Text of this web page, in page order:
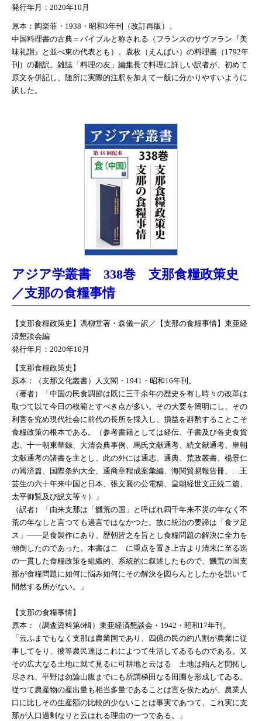
発行年月：2020年10月
原本：陶楽荘・1938・昭和3年刊（改訂再版）。
中国料理書の古典＝バイブルと称される（フランスのサヴァラン『美
味礼讃』と並べ東の代表とも）、袁枚（えんばい）の料理書（1792年
刊）の翻訳。雑誌「料理の友」編集長で料理に詳しい訳者が、初めて
原文を併記し、随所に実際的注釈を加えて一般に分かりやすいように
訳した。
アジア学叢書 338巻 支那食糧政策史
／支那の食糧事情
【支那食糧政策史】馮柳堂著・森儀一訳／【支那の食糧事情】東亜経
済懇談会編
発行年月：2020年10月
【支那食糧政策史】
原本：（支那文化叢書）人文閣・1941・昭和16年刊。
（著者）「中国の民食調節は既に三千余年の歴史を有し時々の改革は
取つて以て今日の模範とすべき点が多い。その大要を簡明にし、その
利害を究め現代社会に前代の長所を採入し、損益を斟酌することこそ
食糧政策の根本である。（参考書籍としては経伝、子書及び各史食貨
志、十一朝東華録、大清会典事例、馬氏文献通考、続文献通考、皇朝
文献通考の諸書を主とし、此の外には通志、通典、荒政叢書、楊景仁
の籌済篇、国際条約大全、通商章程成案彙編、海関貿易報告冊、…王
芸生の六十年来中国と日本、張文襄の公電稿、皇朝経世文正続二篇、
太平御覧及び説文等々）」
（訳者）「由来支那は「饑荒の国」と呼ばれ四千年来不災の年なく不
荒の年なしと言つても過言ではなかつた。故に統治の要諦は「食ヲ足
ス」――足食製作にあり、歴朝皆之を旨とし食糧問題の解決に全力を
傾倒したのであった。本書はこゝに重点を置き上古より清末に至る迄
の一貫した食糧政策を組織的、系統的に叙述したもので、饑荒の国支
那が食糧問題に如何に悩み如何にその解決を図らんとしたかを説いて
間然する所がない。」
【支那の食糧事情】
原本：（調査資料第6輯）東亜経済懇談会・1942・昭和17年刊。
「云ふまでもなく支那は農業国であり、四億の民の約八割が農業に従
事してをり、彼等農民達はこれによつて生活してゐるものである。又
その広大なる土地に就て見るに可耕地と云はるゝ土地は殆んど開拓し
尽され、平野は勿論山腹までにも所謂梯田なる田圃を形成してゐる。
従つて農産物の産出量も相当多量であることは言を俟たぬが、農業人
口に比しその生産額の比較的少ないことは事実であつて、これ実に支
那が人口過剰なりと云はれる理由の一つである。」